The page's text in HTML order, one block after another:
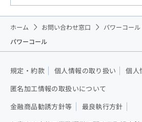
ホーム お問い合わせ窓口
パワーコー
パワーコール
規定・約款 個人情報の取り扱い 個人
匿名加工情報の取扱いについて
金融商品勧誘方針等 最良執行方針